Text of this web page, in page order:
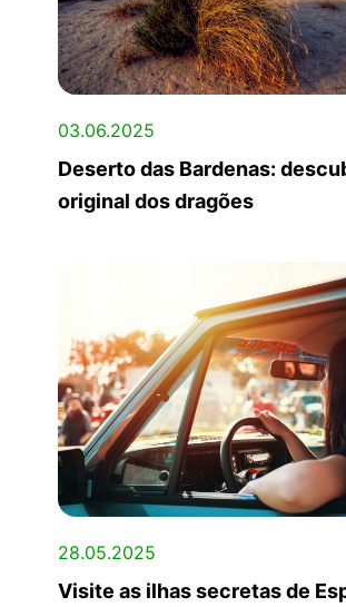
03.06.2025
Deserto das Bardenas:
original dos dragões
28.05.2025
Visite as ilhas secretas de